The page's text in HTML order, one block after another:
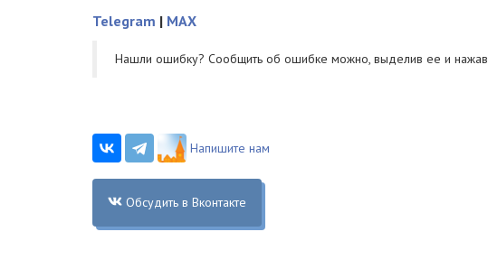
Telegram | MAX
Нашли ошибку? Cообщить об ошибке можно, выделив ее и нажав
Напишите нам
Обсудить в Вконтакте